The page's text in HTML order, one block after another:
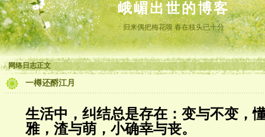
峨嵋出世的博客
归来偶把梅花嗅 春在枝头已十分
网络日志正文
一樽还酹江月
生活中，纠结总是存在：变与不变，
雅，渣与萌，小确幸与丧。